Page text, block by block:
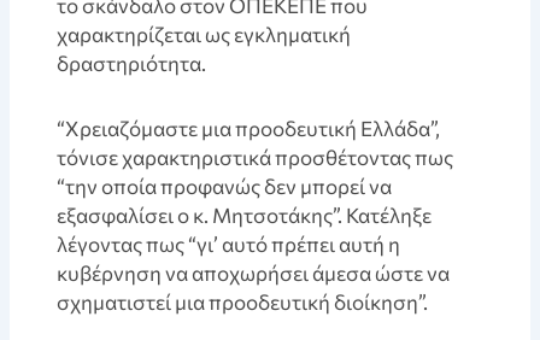
το σκάνδαλο στον ΟΠΕΚΕΠΕ που
χαρακτηρίζεται ως εγκληματική
δραστηριότητα.
“Χρειαζόμαστε μια προοδευτική Ελλάδα”,
τόνισε χαρακτηριστικά προσθέτοντας πως
“την οποία προφανώς δεν μπορεί να
εξασφαλίσει ο κ. Μητσοτάκης”. Κατέληξε
λέγοντας πως “γι’ αυτό πρέπει αυτή η
κυβέρνηση να αποχωρήσει άμεσα ώστε να
σχηματιστεί μια προοδευτική διοίκηση”.